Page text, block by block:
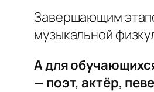
Завершающим
музыкальной
А для
— поэт, актёр,